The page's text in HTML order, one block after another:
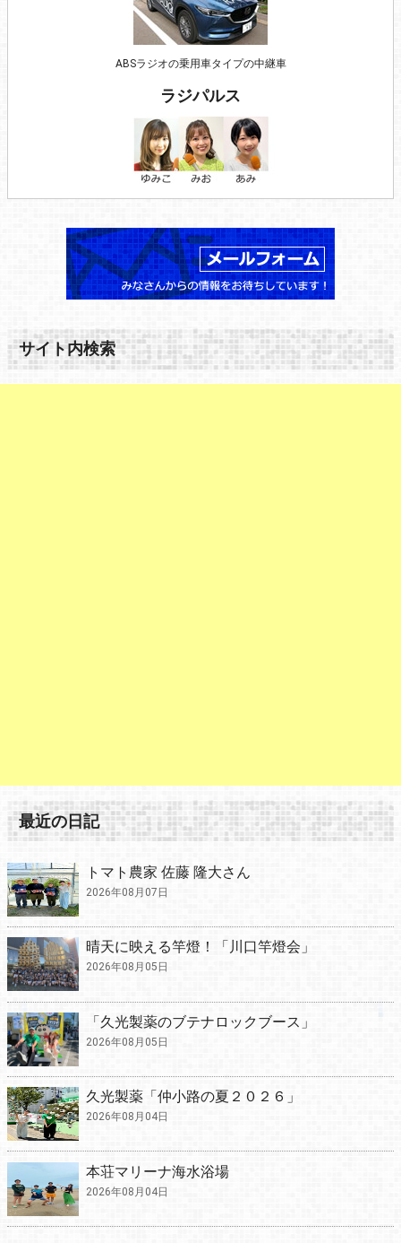
ABSラジオの乗用車タイプの中継車
ラジパルス
サイト内検索
最近の日記
トマト農家 佐藤 隆大さん
2026年08月07日
晴天に映える竿燈！「川口竿燈会」
2026年08月05日
「久光製薬のブテナロックブース」
2026年08月05日
久光製薬「仲小路の夏２０２６」
2026年08月04日
本荘マリーナ海水浴場
2026年08月04日